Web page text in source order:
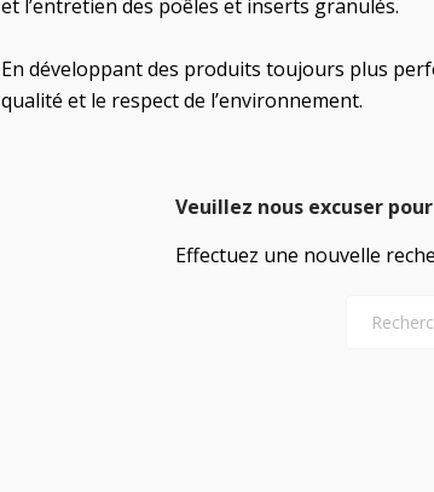
et l’entretien des poêles et inserts granulés.
En développant des produits toujours plus
qualité et le respect de l’environnement.
Veuillez nous excuser
Effectuez une nouvelle